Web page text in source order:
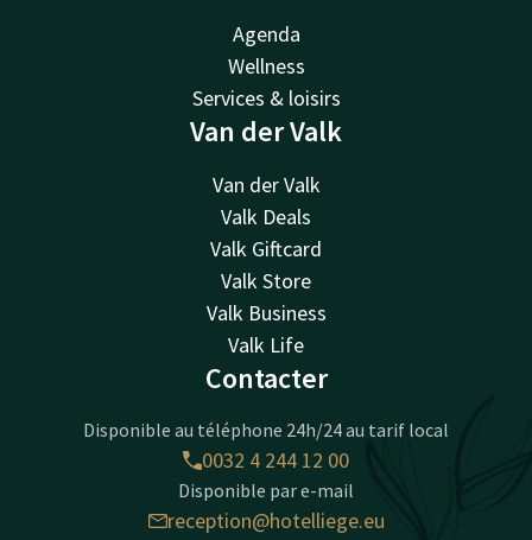
Agenda
Wellness
Services & loisirs
Van der Valk
Van der Valk
Valk Deals
Valk Giftcard
Valk Store
Valk Business
Valk Life
Contacter
Disponible au téléphone 24h/24 au tarif local
0032 4 244 12 00
Disponible par e-mail
reception@hotelliege.eu